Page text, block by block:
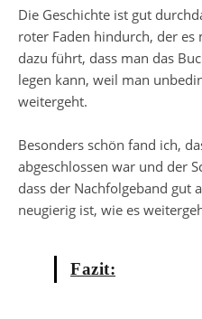
Die Geschichte ist gut
roter Faden hindurch, der
dazu führt, dass man das
legen kann, weil man
weitergeht.
Besonders schön fand ich,
abgeschlossen war und der
dass der Nachfolgeband gut
neugierig ist, wie es
Fazit: